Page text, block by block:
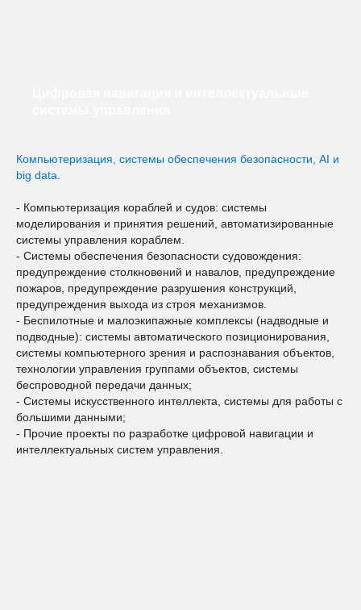
Компьютеризация, системы обеспечения безопасности, AI и
big data.
- Компьютеризация кораблей и судов: системы
моделирования и принятия решений, автоматизированные
системы управления кораблем.
- Системы обеспечения безопасности судовождения:
предупреждение столкновений и навалов, предупреждение
пожаров, предупреждение разрушения конструкций,
предупреждения выхода из строя механизмов.
- Беспилотные и малоэкипажные комплексы (надводные и
подводные): системы автоматического позиционирования,
системы компьютерного зрения и распознавания объектов,
технологии управления группами объектов, системы
беспроводной передачи данных;
- Системы искусственного интеллекта, системы для работы с
большими данными;
- Прочие проекты по разработке цифровой навигации и
интеллектуальных систем управления.